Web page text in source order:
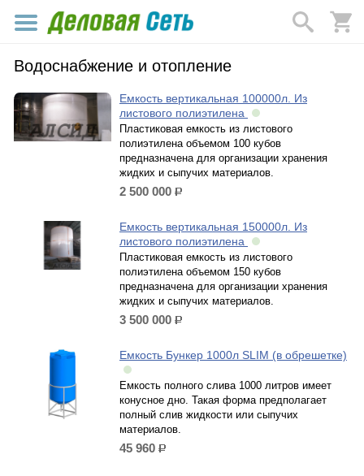
Водоснабжение и отопление
Емкость вертикальная 100000л. Из
листового полиэтилена
Пластиковая емкость из листового
полиэтилена объемом 100 кубов
предназначена для организации хранения
жидких и сыпучих материалов.
2 500 000 р.
Емкость вертикальная 150000л. Из
листового полиэтилена
Пластиковая емкость из листового
полиэтилена объемом 150 кубов
предназначена для организации хранения
жидких и сыпучих материалов.
3 500 000 р.
Емкость Бункер 1000л SLIM (в обрешетке)
Емкость полного слива 1000 литров имеет
конусное дно. Такая форма предполагает
полный слив жидкости или сыпучих
материалов.
45 960 р.